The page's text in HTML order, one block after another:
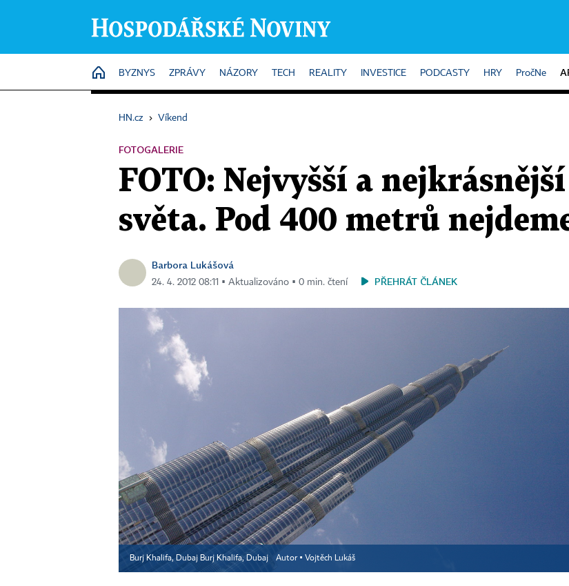
HOME
BYZNYS ZPRÁVY NÁZORY TECH REALITY INVESTICE PODCASTY HRY PročNe
HN.cz › Víkend
FOTOGALERIE
FOTO: Nejvyšší a
světa. Pod 400 metrů
Barbora Lukášová
24. 4. 2012 08:11 ▪ Aktualizováno ▪ 0 min. čtení PŘEHRÁT ČLÁNEK
Burj Khalifa, Dubaj Burj Khalifa, Dubaj Autor ▪ Vojtěch Lukáš